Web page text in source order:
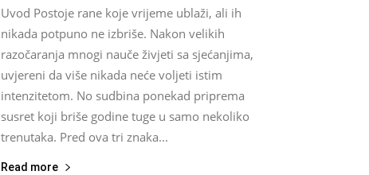
Uvod Postoje rane koje vrijeme ublaži, ali ih
nikada potpuno ne izbriše. Nakon velikih
razočaranja mnogi nauče živjeti sa sjećanjima,
uvjereni da više nikada neće voljeti istim
intenzitetom. No sudbina ponekad priprema
susret koji briše godine tuge u samo nekoliko
trenutaka. Pred ova tri znaka...
Read more